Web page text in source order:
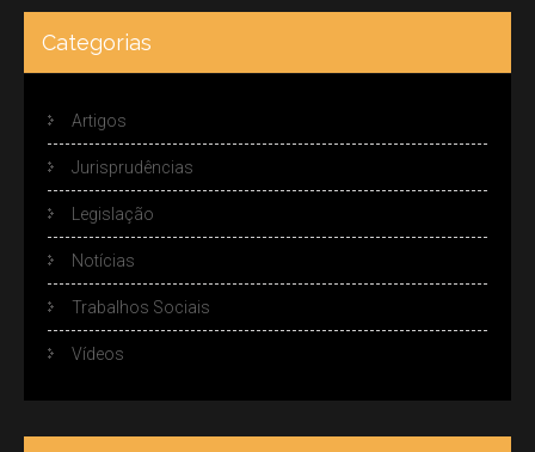
Categorias
Artigos
Jurisprudências
Legislação
Notícias
Trabalhos Sociais
Vídeos